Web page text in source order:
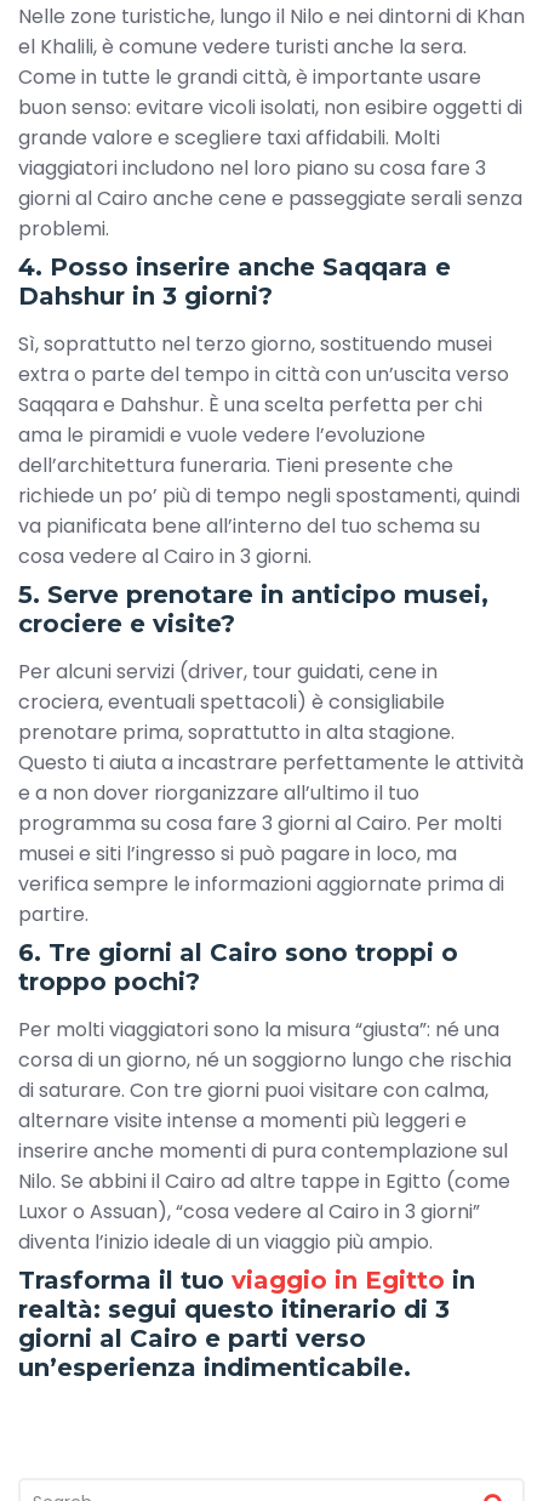
Nelle zone turistiche, lungo il Nilo e nei dintorni di Khan
el Khalili, è comune vedere turisti anche la sera.
Come in tutte le grandi città, è importante usare
buon senso: evitare vicoli isolati, non esibire oggetti di
grande valore e scegliere taxi affidabili. Molti
viaggiatori includono nel loro piano su cosa fare 3
giorni al Cairo anche cene e passeggiate serali senza
problemi.
4. Posso inserire anche Saqqara e
Dahshur in 3 giorni?
Sì, soprattutto nel terzo giorno, sostituendo musei
extra o parte del tempo in città con un’uscita verso
Saqqara e Dahshur. È una scelta perfetta per chi
ama le piramidi e vuole vedere l’evoluzione
dell’architettura funeraria. Tieni presente che
richiede un po’ più di tempo negli spostamenti, quindi
va pianificata bene all’interno del tuo schema su
cosa vedere al Cairo in 3 giorni.
5. Serve prenotare in anticipo musei,
crociere e visite?
Per alcuni servizi (driver, tour guidati, cene in
crociera, eventuali spettacoli) è consigliabile
prenotare prima, soprattutto in alta stagione.
Questo ti aiuta a incastrare perfettamente le attività
e a non dover riorganizzare all’ultimo il tuo
programma su cosa fare 3 giorni al Cairo. Per molti
musei e siti l’ingresso si può pagare in loco, ma
verifica sempre le informazioni aggiornate prima di
partire.
6. Tre giorni al Cairo sono troppi o
troppo pochi?
Per molti viaggiatori sono la misura “giusta”: né una
corsa di un giorno, né un soggiorno lungo che rischia
di saturare. Con tre giorni puoi visitare con calma,
alternare visite intense a momenti più leggeri e
inserire anche momenti di pura contemplazione sul
Nilo. Se abbini il Cairo ad altre tappe in Egitto (come
Luxor o Assuan), “cosa vedere al Cairo in 3 giorni”
diventa l’inizio ideale di un viaggio più ampio.
Trasforma il tuo viaggio in Egitto in
realtà: segui questo itinerario di 3
giorni al Cairo e parti verso
un’esperienza indimenticabile.